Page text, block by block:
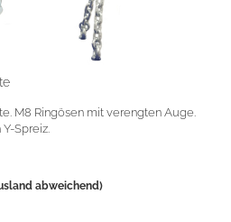
M8 Ringösen mit verengten Auge.
Spreiz.
abweichend)